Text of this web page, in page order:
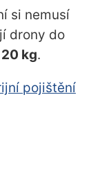
si nemusí
drony do
kg.
pojištění